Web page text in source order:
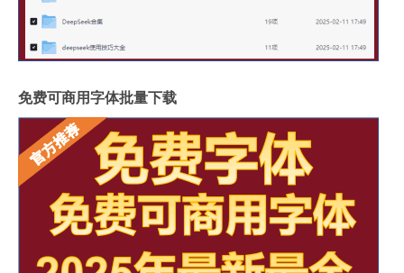
免费可商用字体批量下载